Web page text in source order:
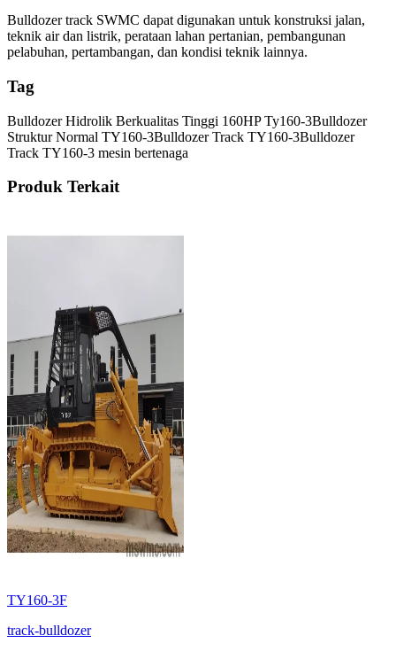
Bulldozer track SWMC dapat digunakan untuk konstruksi jalan,
teknik air dan listrik, perataan lahan pertanian, pembangunan
pelabuhan, pertambangan, dan kondisi teknik lainnya.
Tag
Bulldozer Hidrolik Berkualitas Tinggi 160HP Ty160-3Bulldozer
Struktur Normal TY160-3Bulldozer Track TY160-3Bulldozer
Track TY160-3 mesin bertenaga
Produk Terkait
TY160-3F
track-bulldozer